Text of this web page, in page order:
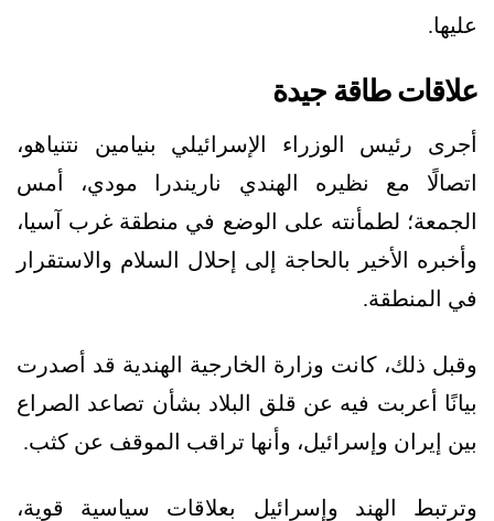
عليها.
علاقات طاقة جيدة
أجرى رئيس الوزراء الإسرائيلي بنيامين نتنياهو،
اتصالًا مع نظيره الهندي ناريندرا مودي، أمس
الجمعة؛ لطمأنته على الوضع في منطقة غرب آسيا،
وأخبره الأخير بالحاجة إلى إحلال السلام والاستقرار
في المنطقة.
وقبل ذلك، كانت وزارة الخارجية الهندية قد أصدرت
بيانًا أعربت فيه عن قلق البلاد بشأن تصاعد الصراع
بين إيران وإسرائيل، وأنها تراقب الموقف عن كثب.
وترتبط الهند وإسرائيل بعلاقات سياسية قوية،